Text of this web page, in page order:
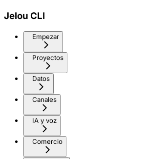
Jelou CLI
Empezar
Proyectos
Datos
Canales
IA y voz
Comercio